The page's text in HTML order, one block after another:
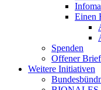
Einen
Spenden
Offener Brief
Weitere Initiativen